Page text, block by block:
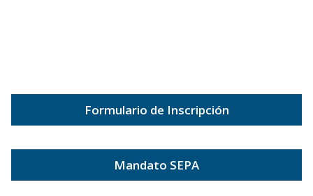
Formulario de Inscripción
Mandato SEPA